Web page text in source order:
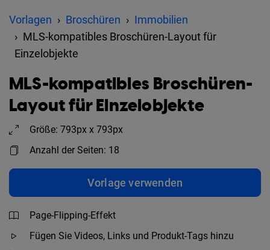
Vorlagen Broschüren
Immobilien
MLS-kompatibles Broschüren-Layout für
Einzelobjekte
MLS-kompatibles Broschüren-
Layout für Einzelobjekte
Größe: 793px x 793px
Anzahl der Seiten: 18
Vorlage verwenden
Page-Flipping-Effekt
Fügen Sie Videos, Links und Produkt-Tags hinzu